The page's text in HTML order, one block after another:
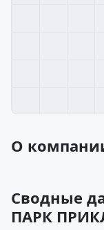
О
Сводные
ПАРК